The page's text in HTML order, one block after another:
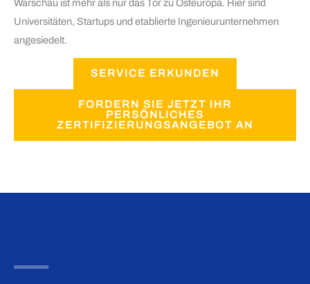
Warschau ist mehr als nur das Tor zu Osteuropa. Hier sind
Universitäten, Startups und etablierte Ingenieurunternehmen
angesiedelt.
SERVICE ERKUNDEN
FORDERN SIE JETZT IHR
PERSÖNLICHES
ZERTIFIZIERUNGSANGEBOT AN